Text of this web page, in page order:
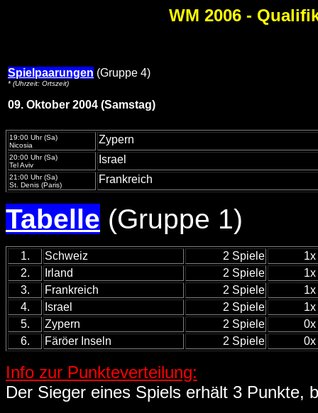
WM 2006 -
Spielpaarungen (Gruppe 4)
* (Uhrzeit: Ortszeit)
09. Oktober 2004 (Samstag)
19:00 Uhr (Sa)
Nicosia
Zypern
20:00 Uhr (Sa)
Tel Aviv
Israel
21:00 Uhr (Sa)
St. Denis (Paris)
Frankreich
Tabelle (Gruppe 1)
1. Schweiz 2 Spiele
2.
Irland 2 Spiele
3.
Frankreich 2 Spiele
4.
Israel 2 Spiele
5.
Zypern 2 Spiele
0x
6.
Färöer Inseln 2 Spiele 0x
Info zur Punkteverteilung:
Der Sieger eines Spiels erhält 3 Punkte,